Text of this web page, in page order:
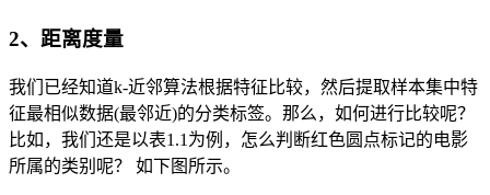
2、距离度量
我们已经知道k-近邻算法根据特征比较，然后提取样本集中特
征最相似数据(最邻近)的分类标签。那么，如何进行比较呢？
比如，我们还是以表1.1为例，怎么判断红色圆点标记的电影
所属的类别呢？ 如下图所示。